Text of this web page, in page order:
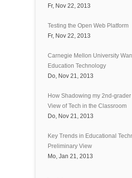
Fr, Nov 22, 2013
Testing the Open Web Platform
Fr, Nov 22, 2013
Carnegie Mellon University
Education Technology
Do, Nov 21, 2013
How Shadowing my 2nd-
View of Tech in the Classroom
Do, Nov 21, 2013
Key Trends in Educational
Preliminary View
Mo, Jan 21, 2013